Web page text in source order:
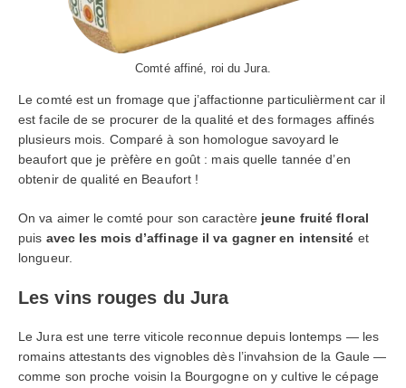
Comté affiné, roi du Jura.
Le comté est un fromage que j’affactionne particulièrment car il
est facile de se procurer de la qualité et des formages affinés
plusieurs mois. Comparé à son homologue savoyard le
beaufort que je prèfère en goût : mais quelle tannée d’en
obtenir de qualité en Beaufort !
On va aimer le comté pour son caractère jeune fruité floral
puis avec les mois d’affinage il va gagner en intensité et
longueur.
Les vins rouges du Jura
Le Jura est une terre viticole reconnue depuis lontemps — les
romains attestants des vignobles dès l’invahsion de la Gaule —
comme son proche voisin la Bourgogne on y cultive le cépage
TÉLÉCHARGEZ VOTRE GUIDE OFFERT
"DÉGUSTEZ & APPRÉCIEZ
LE VIN COMME UN PRO" !